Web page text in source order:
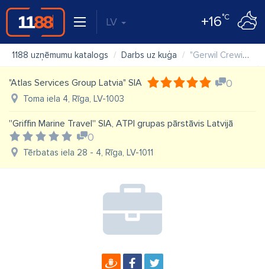
LV +16°C
1188 uzņēmumu katalogs Darbs uz kuģa "Gerwil Crewing Latvia" SIA
"Atlas Services Group Latvia" SIA 0
Toma iela 4, Rīga, LV-1003
''Griffin Marine Travel'' SIA, ATPI grupas pārstāvis Latvijā
0
Tērbatas iela 28 - 4, Rīga, LV-1011